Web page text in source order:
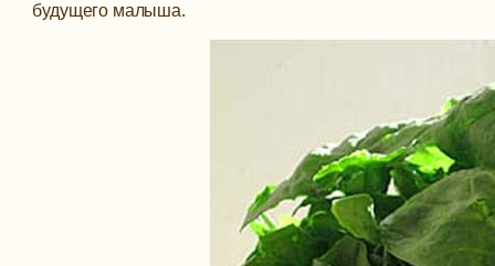
будущего малыша.